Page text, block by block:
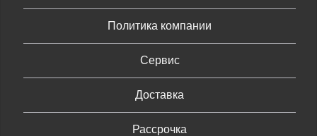
Политика компании
Сервис
Доставка
Рассрочка